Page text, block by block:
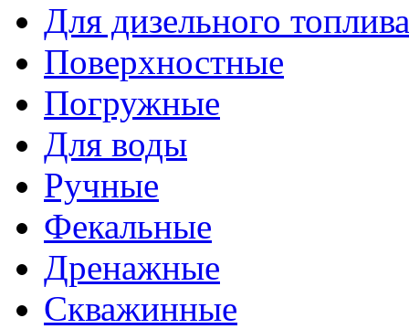
Для дизельного топлива
Поверхностные
Погружные
Для воды
Ручные
Фекальные
Дренажные
Скважинные